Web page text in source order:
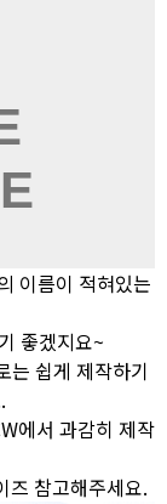
이름이 적혀있는
좋겠지요~
는 쉽게 제작하기
에서 과감히 제작
즈 참고해주세요.